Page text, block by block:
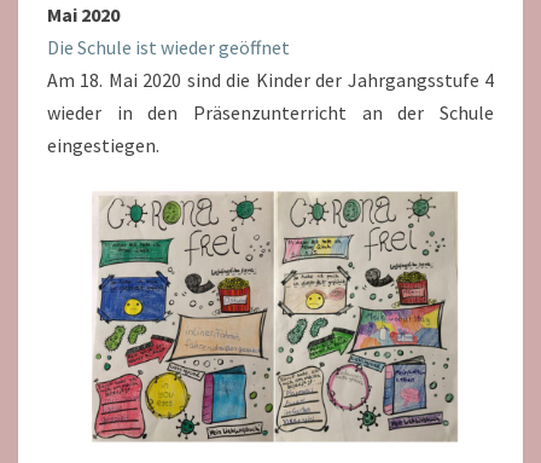
Mai 2020
Die Schule ist wieder geöffnet
Am 18. Mai 2020 sind die Kinder der Jahrgangsstufe 4
wieder in den Präsenzunterricht an der Schule
eingestiegen.